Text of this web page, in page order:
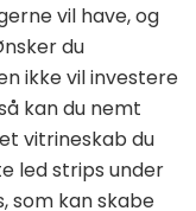
vil have, og
du
ikke vil investere
kan du nemt
vitrineskab du
led strips under
som kan skabe